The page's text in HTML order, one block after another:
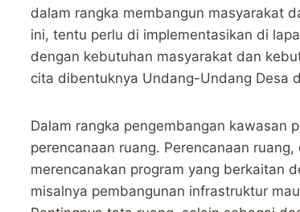
dalam rangka membangun masyarakat
ini, tentu perlu di implementasikan di
dengan kebutuhan masyarakat dan
cita dibentuknya Undang-Undang Desa
Dalam rangka pengembangan kawasan
perencanaan ruang. Perencanaan
merencanakan program yang berkaitan
misalnya pembangunan infrastruktur